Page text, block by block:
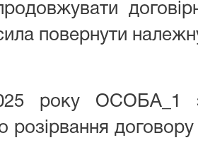
повернути
року ОСОБА_1
розірвання